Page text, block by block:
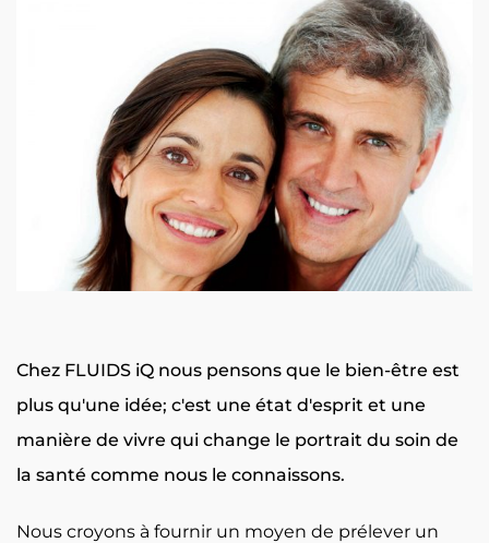
Chez FLUIDS iQ nous pensons que le bien-être est
plus qu'une idée; c'est une état d'esprit et une
manière de vivre qui change le portrait du soin de
la santé comme nous le connaissons.
Nous croyons à fournir un moyen de prélever un